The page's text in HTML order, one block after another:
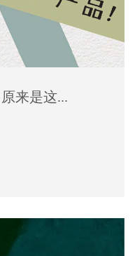
来是这...